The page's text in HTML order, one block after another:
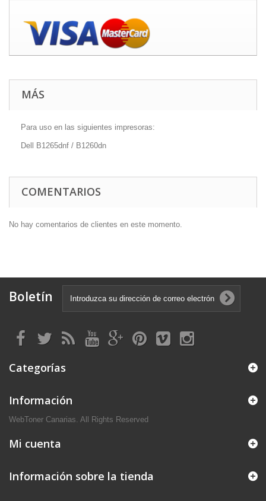
MÁS
Para uso en las siguientes impresoras:
Dell B1265dnf / B1260dn
COMENTARIOS
No hay comentarios de clientes en este momento.
Boletín
Categorías
Información
WebToner Canarias. All Rights Reserved
Mi cuenta
Información sobre la tienda